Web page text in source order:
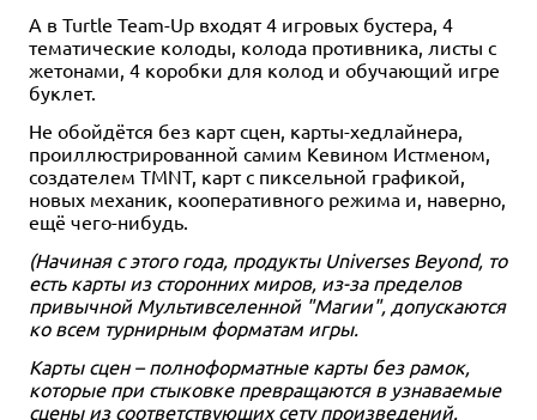
А в Turtle Team-Up входят 4 игровых бустера, 4
тематические колоды, колода противника, листы с
жетонами, 4 коробки для колод и обучающий игре
буклет.
Не обойдётся без карт сцен, карты-хедлайнера,
проиллюстрированной самим Кевином Истменом,
создателем TMNT, карт с пиксельной графикой,
новых механик, кооперативного режима и, наверно,
ещё чего-нибудь.
(Начиная с этого года, продукты Universes Beyond, то
есть карты из сторонних миров, из-за пределов
привычной Мультивселенной "Магии", допускаются
ко всем турнирным форматам игры.
Карты сцен – полноформатные карты без рамок,
которые при стыковке превращаются в узнаваемые
сцены из соответствующих сету произведений.